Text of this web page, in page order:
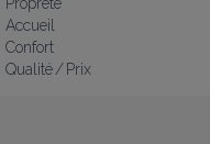
Accueil
Confort
Qualité / Prix